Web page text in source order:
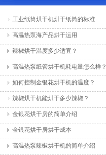
工业纸筒烘干机烘干纸筒的标准
高温热泵海产品烘干运用
辣椒烘干温度多少适宜？
高温热泵纸管烘干机耗电量怎么样？
如何控制金银花烘干机的温度？
辣椒烘干机能烘干多少辣椒？
金银花烘干房的简单介绍
金银花烘干房烘干成本
高温热泵辣椒烘干机的简单介绍